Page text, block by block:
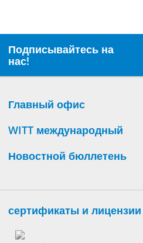
Подписывайтесь на
нас!
Главный офис
WITT международный
Новостной бюллетень
сертификаты и лицензии